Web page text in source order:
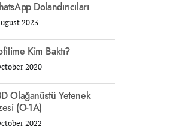
Dolandırıcıları
2023
Kim Baktı?
2020
Olağanüstü Yetenek
(O-1A)
2022